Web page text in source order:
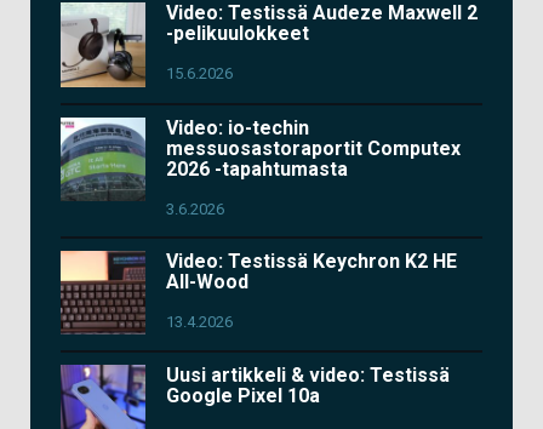
Video: Testissä Audeze Maxwell 2
-pelikuulokkeet
15.6.2026
Video: io-techin
messuosastoraportit Computex
2026 -tapahtumasta
3.6.2026
Video: Testissä Keychron K2 HE
All-Wood
13.4.2026
Uusi artikkeli & video: Testissä
Google Pixel 10a